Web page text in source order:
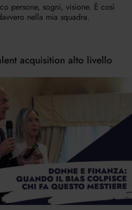
persone, sogni, visione. È così
nella mia squadra.
acquisition alto livello